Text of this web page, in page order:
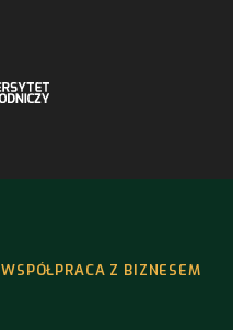
WSPÓŁPRACA Z BIZNESEM